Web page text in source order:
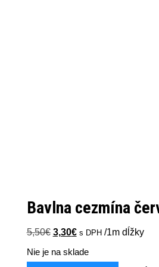
Bavlna cezmína
5,50€ Pôvodná
bola:
5,50€.
3,30€Aktuálna
je:
3,30€.
s DPH /1m dĺžky
Nie je na sklade